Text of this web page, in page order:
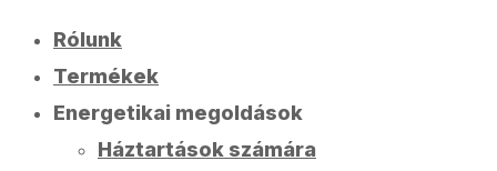
Rólunk
Termékek
Energetikai megoldások
Háztartások számára